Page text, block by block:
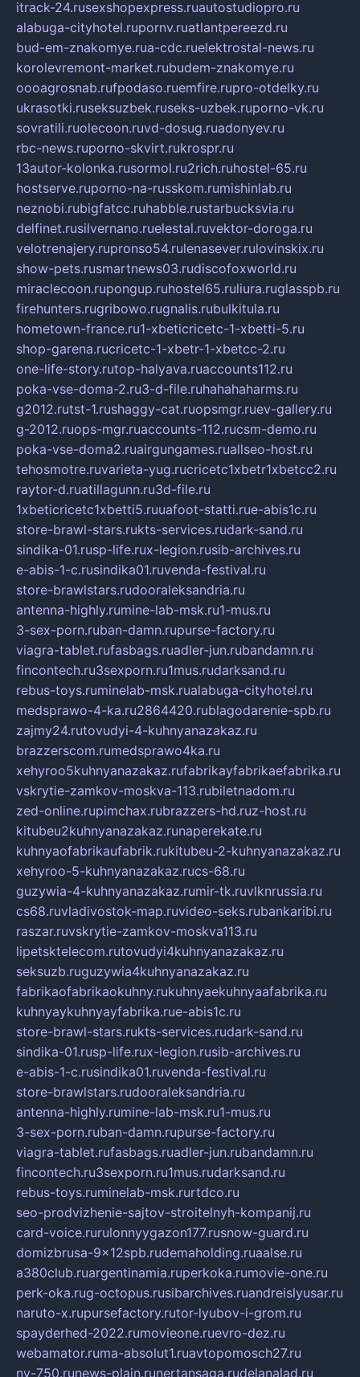
itrack-24.rusexshopexpress.ruautostudiopro.ru
alabuga-cityhotel.rupornv.ruatlantpereezd.ru
bud-em-znakomye.rua-cdc.ruelektrostal-news.ru
korolevremont-market.rubudem-znakomye.ru
oooagrosnab.rufpodaso.ruemfire.rupro-otdelky.ru
ukrasotki.ruseksuzbek.ruseks-uzbek.ruporno-vk.ru
sovratili.ruolecoon.ruvd-dosug.ruadonyev.ru
rbc-news.ruporno-skvirt.rukrospr.ru
13autor-kolonka.rusormol.ru2rich.ruhostel-65.ru
hostserve.ruporno-na-russkom.rumishinlab.ru
neznobi.rubigfatcc.ruhabble.rustarbucksvia.ru
delfinet.rusilvernano.ruelestal.ruvektor-doroga.ru
velotrenajery.rupronso54.rulenasever.rulovinskix.ru
show-pets.rusmartnews03.rudiscofoxworld.ru
miraclecoon.rupongup.ruhostel65.ruliura.ruglasspb.ru
firehunters.rugribowo.rugnalis.rubulkitula.ru
hometown-france.ru1-xbeticricetc-1-xbetti-5.ru
shop-garena.rucricetc-1-xbetr-1-xbetcc-2.ru
one-life-story.rutop-halyava.ruaccounts112.ru
poka-vse-doma-2.ru3-d-file.ruhahahaharms.ru
g2012.rutst-1.rushaggy-cat.ruopsmgr.ruev-gallery.ru
g-2012.ruops-mgr.ruaccounts-112.rucsm-demo.ru
poka-vse-doma2.ruairgungames.ruallseo-host.ru
tehosmotre.ruvarieta-yug.rucricetc1xbetr1xbetcc2.ru
raytor-d.ruatillagunn.ru3d-file.ru
1xbeticricetc1xbetti5.ruuafoot-statti.rue-abis1c.ru
store-brawl-stars.rukts-services.rudark-sand.ru
sindika-01.rusp-life.rux-legion.rusib-archives.ru
e-abis-1-c.rusindika01.ruvenda-festival.ru
store-brawlstars.rudooraleksandria.ru
antenna-highly.rumine-lab-msk.ru1-mus.ru
3-sex-porn.ruban-damn.rupurse-factory.ru
viagra-tablet.rufasbags.ruadler-jun.rubandamn.ru
fincontech.ru3sexporn.ru1mus.rudarksand.ru
rebus-toys.ruminelab-msk.rualabuga-cityhotel.ru
medsprawo-4-ka.ru2864420.rublagodarenie-spb.ru
zajmy24.rutovudyi-4-kuhnyanazakaz.ru
brazzerscom.rumedsprawo4ka.ru
xehyroo5kuhnyanazakaz.rufabrikayfabrikaefabrika.ru
vskrytie-zamkov-moskva-113.rubiletnadom.ru
zed-online.rupimchax.rubrazzers-hd.ruz-host.ru
kitubeu2kuhnyanazakaz.runaperekate.ru
kuhnyaofabrikaufabrik.rukitubeu-2-kuhnyanazakaz.ru
xehyroo-5-kuhnyanazakaz.rucs-68.ru
guzywia-4-kuhnyanazakaz.rumir-tk.ruvlknrussia.ru
cs68.ruvladivostok-map.ruvideo-seks.rubankaribi.ru
raszar.ruvskrytie-zamkov-moskva113.ru
lipetsktelecom.rutovudyi4kuhnyanazakaz.ru
seksuzb.ruguzywia4kuhnyanazakaz.ru
fabrikaofabrikaokuhny.rukuhnyaekuhnyaafabrika.ru
kuhnyaykuhnyayfabrika.rue-abis1c.ru
store-brawl-stars.rukts-services.rudark-sand.ru
sindika-01.rusp-life.rux-legion.rusib-archives.ru
e-abis-1-c.rusindika01.ruvenda-festival.ru
store-brawlstars.rudooraleksandria.ru
antenna-highly.rumine-lab-msk.ru1-mus.ru
3-sex-porn.ruban-damn.rupurse-factory.ru
viagra-tablet.rufasbags.ruadler-jun.rubandamn.ru
fincontech.ru3sexporn.ru1mus.rudarksand.ru
rebus-toys.ruminelab-msk.rurtdco.ru
seo-prodvizhenie-sajtov-stroitelnyh-kompanij.ru
card-voice.rurulonnyygazon177.rusnow-guard.ru
domizbrusa-9x12spb.rudemaholding.ruaalse.ru
a380club.ruargentinamia.ruperkoka.rumovie-one.ru
perk-oka.rug-octopus.rusibarchives.ruandreislyusar.ru
naruto-x.rupursefactory.rutor-lyubov-i-grom.ru
spayderhed-2022.rumovieone.ruevro-dez.ru
webamator.ruma-absolut1.ruavtopomosch27.ru
nv-750.runews-plain.runertansaga.rudelanalad.ru